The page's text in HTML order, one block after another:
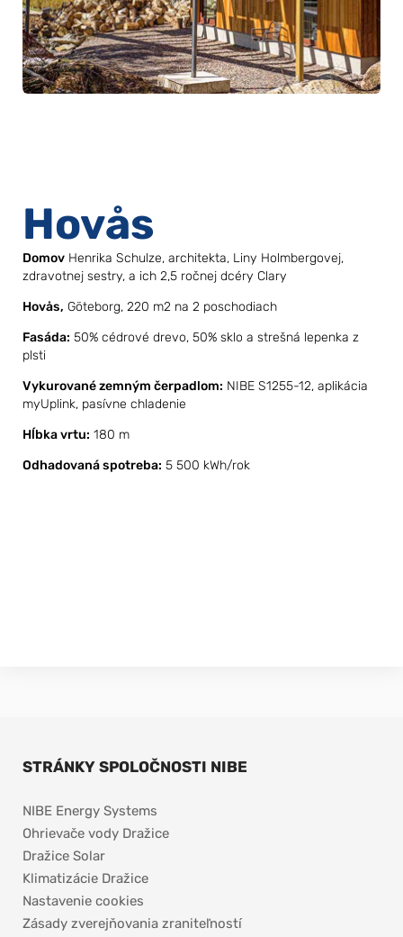
Hovås
Domov Henrika Schulze, architekta, Liny Holmbergovej,
zdravotnej sestry, a ich 2,5 ročnej dcéry Clary
Hovås, Göteborg, 220 m2 na 2 poschodiach
Fasáda: 50% cédrové drevo, 50% sklo a strešná lepenka z
plsti
Vykurované zemným čerpadlom: NIBE S1255-12, aplikácia
myUplink, pasívne chladenie
Hĺbka vrtu: 180 m
Odhadovaná spotreba: 5 500 kWh/rok
STRÁNKY SPOLOČNOSTI NIBE
NIBE Energy Systems
Ohrievače vody Dražice
Dražice Solar
Klimatizácie Dražice
Nastavenie cookies
Zásady zverejňovania zraniteľností